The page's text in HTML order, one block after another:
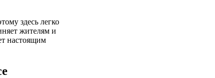
здесь легко
жителям и
настоящим